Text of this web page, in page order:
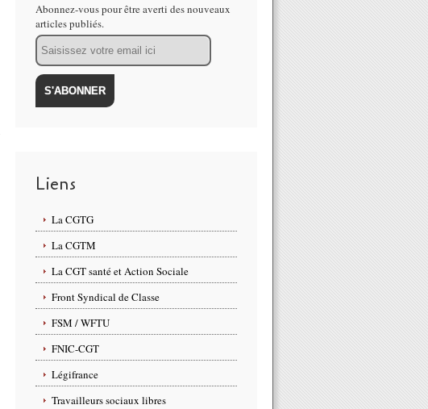
Abonnez-vous pour être averti des nouveaux
articles publiés.
Email
Liens
La CGTG
La CGTM
La CGT santé et Action Sociale
Front Syndical de Classe
FSM / WFTU
FNIC-CGT
Légifrance
Travailleurs sociaux libres